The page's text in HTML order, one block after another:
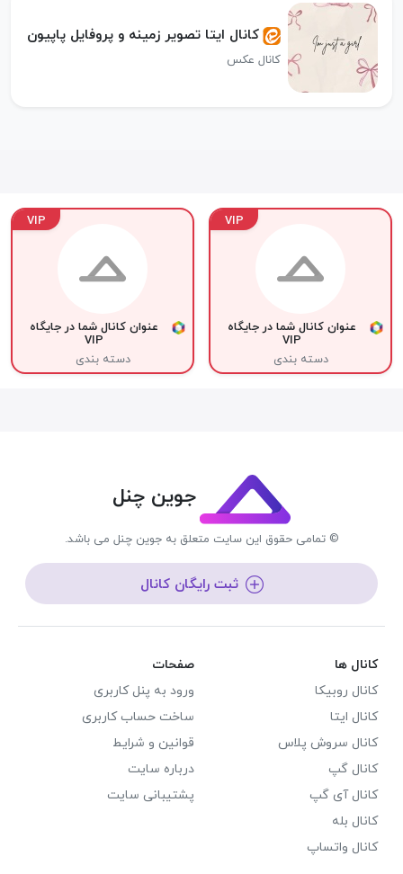
کانال ایتا تصویر زمینه و پروفایل پاپیون
کانال عکس
VIP
عنوان کانال شما در جایگاه
VIP
دسته بندی
VIP
عنوان کانال شما در جایگاه
VIP
دسته بندی
جوین چنل
© تمامی حقوق این سایت متعلق به جوین چنل می باشد.
ثبت رایگان کانال
کانال ها
کانال روبیکا
کانال ایتا
کانال سروش پلاس
کانال گپ
کانال آی گپ
کانال بله
کانال واتساپ
صفحات
ورود به پنل کاربری
ساخت حساب کاربری
قوانین و شرایط
درباره سایت
پشتیبانی سایت